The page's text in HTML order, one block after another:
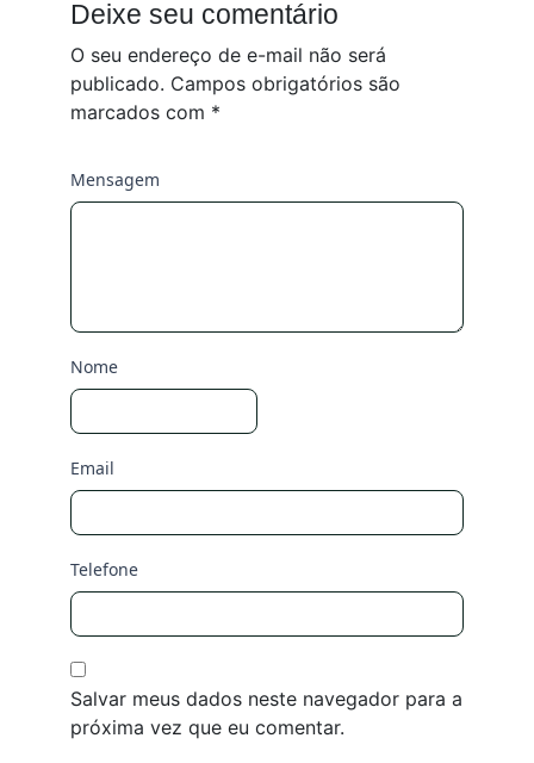
Deixe seu comentário
O seu endereço de e-mail não será
publicado. Campos obrigatórios são
marcados com *
Mensagem
Nome
Email
Telefone
Salvar meus dados neste navegador para a
próxima vez que eu comentar.